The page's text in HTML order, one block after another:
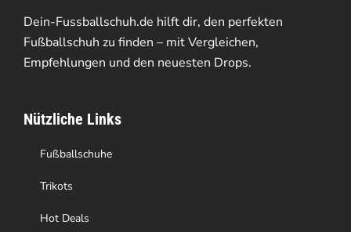
Die
Optionen
können
der
Produktseite
gewählt
werden
Dein-Fussballschuh.de hilft dir, den perfekten
Fußballschuh zu finden – mit Vergleichen,
Empfehlungen und den neuesten Drops.
Nützliche Links
Fußballschuhe
Trikots
Hot Deals